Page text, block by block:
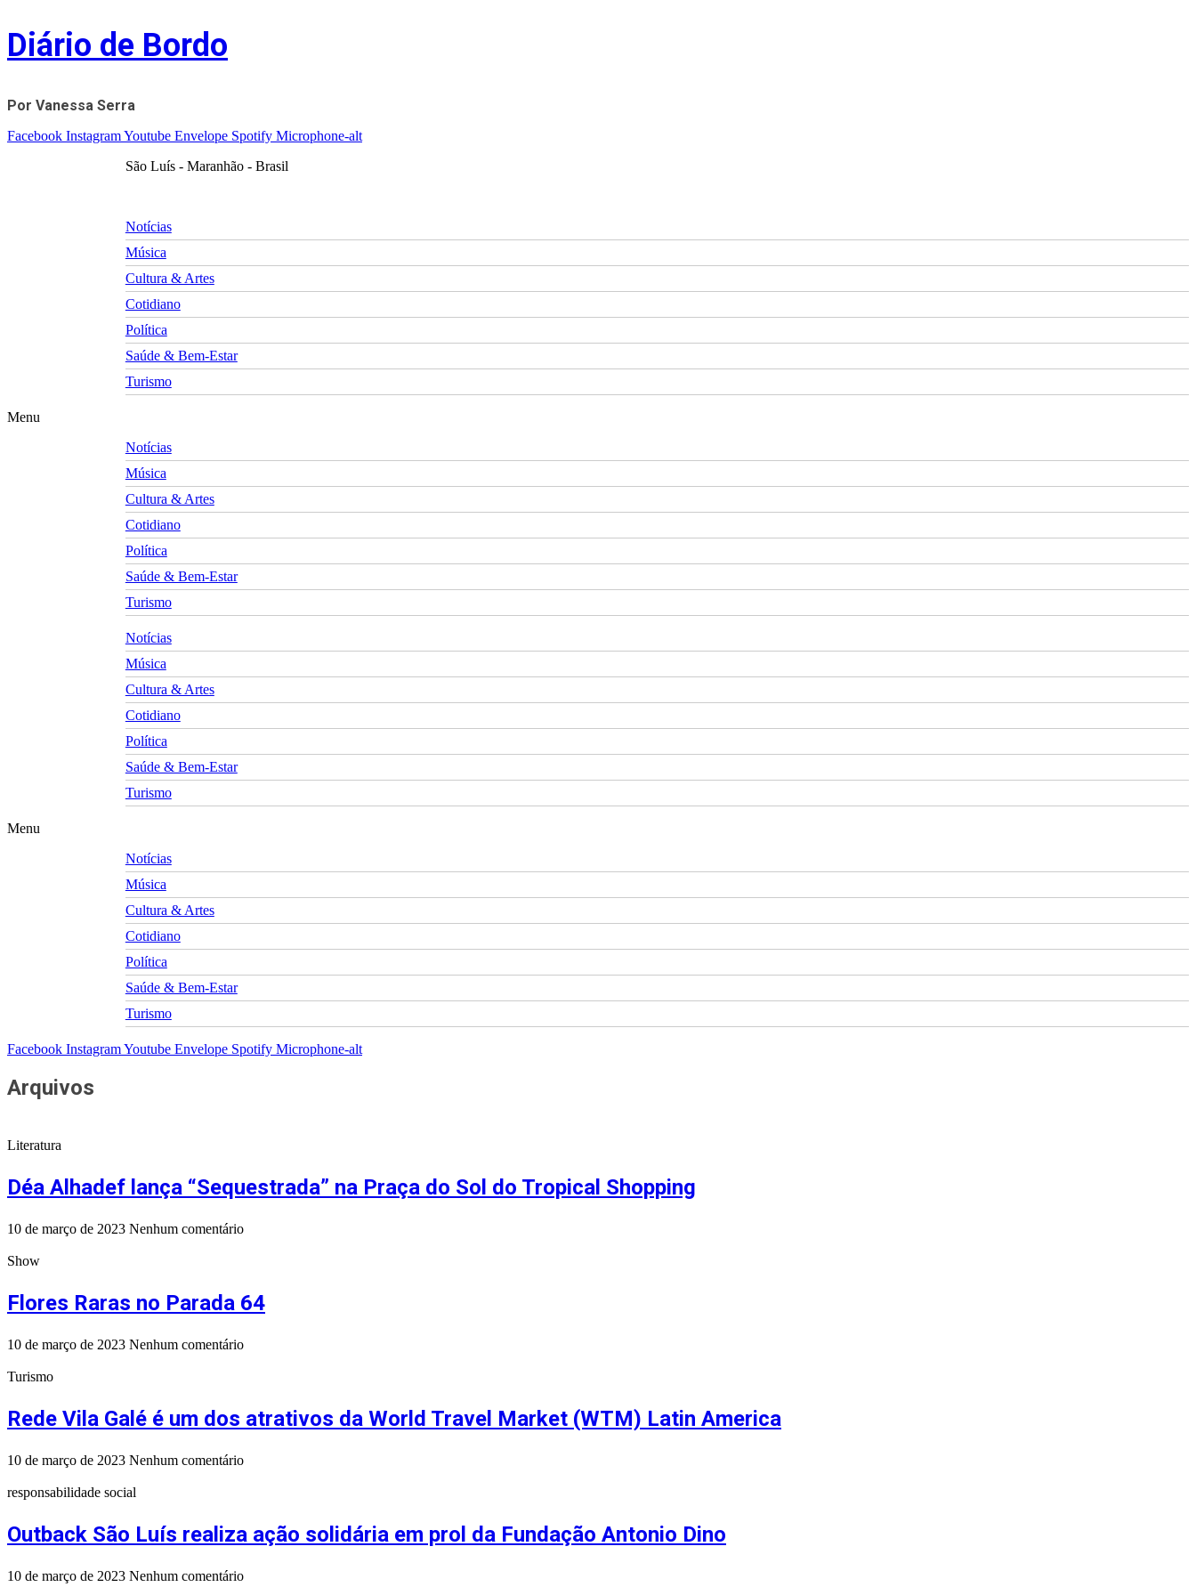
Skip
to
content
Diário de Bordo
Por Vanessa Serra
Facebook InstagramYoutube Envelope Spotify Microphone-alt
São Luís - Maranhão - Brasil
Notícias
Música
Cultura & Artes
Cotidiano
Política
Saúde & Bem-Estar
Turismo
Menu
Notícias
Música
Cultura & Artes
Cotidiano
Política
Saúde & Bem-Estar
Turismo
Notícias
Música
Cultura & Artes
Cotidiano
Política
Saúde & Bem-Estar
Turismo
Menu
Notícias
Música
Cultura & Artes
Cotidiano
Política
Saúde & Bem-Estar
Turismo
Facebook InstagramYoutube Envelope Spotify Microphone-alt
Arquivos
Literatura
Déa Alhadef lança “Sequestrada” na Praça do Sol do Tropical Shopping
10 de março de 2023 Nenhum comentário
Show
Flores Raras no Parada 64
10 de março de 2023 Nenhum comentário
Turismo
Rede Vila Galé é um dos atrativos da World Travel Market (WTM) Latin America
10 de março de 2023 Nenhum comentário
responsabilidade social
Outback São Luís realiza ação solidária em prol da Fundação Antonio Dino
10 de março de 2023 Nenhum comentário